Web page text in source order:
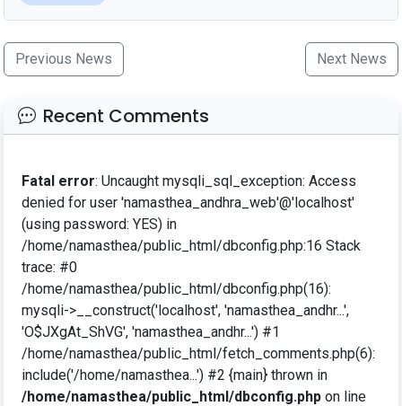
Previous News Next News
Recent Comments
Fatal error: Uncaught mysqli_sql_exception: Access
denied for user 'namasthea_andhra_web'@'localhost'
(using password: YES) in
/home/namasthea/public_html/dbconfig.php:16 Stack
trace: #0
/home/namasthea/public_html/dbconfig.php(16):
mysqli->__construct('localhost', 'namasthea_andhr...',
'O$JXgAt_ShVG', 'namasthea_andhr...') #1
/home/namasthea/public_html/fetch_comments.php(6):
include('/home/namasthea...') #2 {main} thrown in
/home/namasthea/public_html/dbconfig.php on line